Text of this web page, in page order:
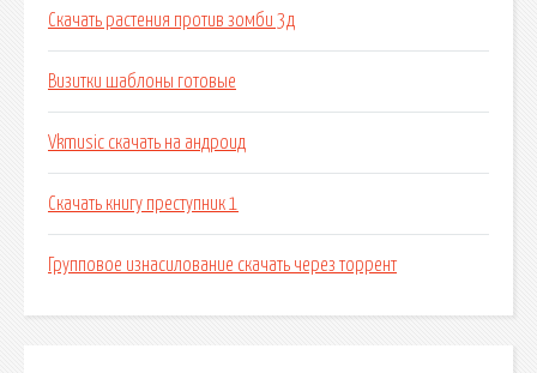
Скачать растения против зомби 3д
Визитки шаблоны готовые
Vkmusic скачать на андроид
Скачать книгу преступник 1
Групповое изнасилование скачать через торрент